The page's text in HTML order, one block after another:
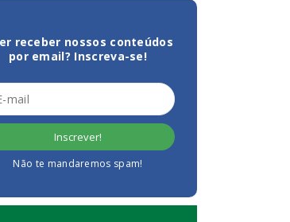
receber nossos conteúdos
por email? Inscreva-se!
Não te mandaremos spam!